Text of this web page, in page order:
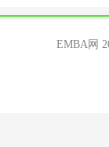
EMBA网